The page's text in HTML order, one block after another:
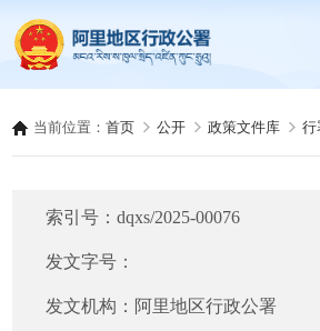
当前位置：首页 公开 政策文件库 行
索引号：dqxs/2025-00076
发文字号：
发文机构： 阿里地区行政公署